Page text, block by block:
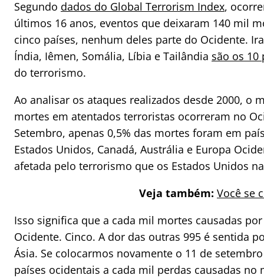
Segundo dados do Global Terrorism Index,
últimos 16 anos, eventos que deixaram 140 mil
cinco países, nenhum deles parte do Ocidente.
Índia, Iêmen, Somália, Líbia e Tailândia são os 10
do terrorismo.
Ao analisar os ataques realizados desde 2000, o
mortes em atentados terroristas ocorreram no
Setembro, apenas 0,5% das mortes foram em
Estados Unidos, Canadá, Austrália e Europa
afetada pelo terrorismo que os Estados Unidos
Veja também: Você se
Isso significa que a cada mil mortes causadas
Ocidente. Cinco. A dor das outras 995 é sentida
Ásia. Se colocarmos novamente o 11 de
países ocidentais a cada mil perdas causadas